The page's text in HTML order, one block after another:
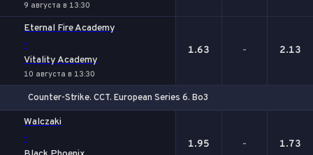
9 августа в 13:30
Eternal Fire Academy
-
Vitality Academy
10 августа в 13:30
1.63 - 2.13
Counter-Strike. CCT. European Series 6. Bo3
Walczaki
- 1.95 - 1.73